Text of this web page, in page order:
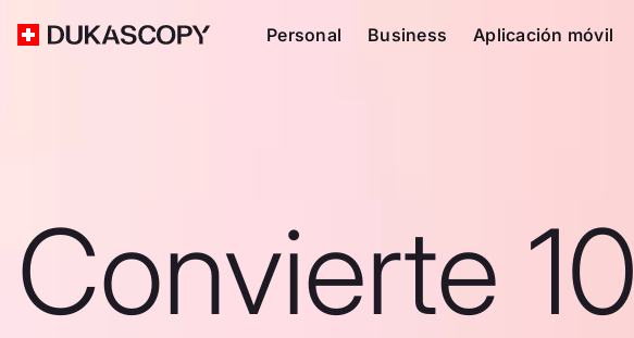
Personal Business Aplicación móvil
Convierte 10